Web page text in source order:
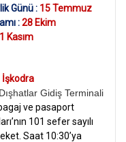
Günü : 15 Temmuz
:28 Ekim
Kasım
İşkodra
Gidiş Terminali
ve pasaport
101 sefer sayılı
Saat 10:30’ya